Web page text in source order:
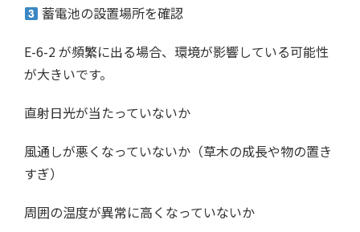
蓄電池の設置場所を確認
E-6-2 が頻繁に出る場合、環境が影響している可能性
が大きいです。
直射日光が当たっていないか
風通しが悪くなっていないか（草木の成長や物の置き
すぎ）
周囲の温度が異常に高くなっていないか